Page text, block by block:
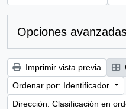
Opciones
Imprimir vista previa
Ordenar por: Identificador
Dirección: Clasificación en